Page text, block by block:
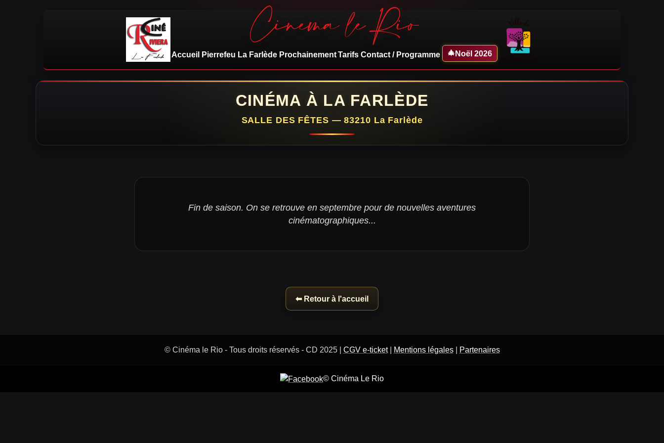
Cinéma le Rio
Accueil Pierrefeu La Farlède Prochainement Tarifs Contact / Programme 🎄 Noël 2026
CINÉMA À LA FARLÈDE
SALLE DES FÊTES — 83210 La Farlède
Fin de saison. On se retrouve en septembre pour de nouvelles aventures
cinématographiques...
⬅ Retour à l'accueil
© Cinéma le Rio - Tous droits réservés - CD 2025 | CGV e-ticket| Mentions légales| Partenaires
© Cinéma Le Rio